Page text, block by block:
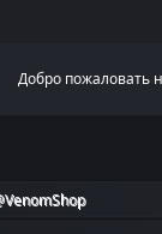
Добро пожаловать